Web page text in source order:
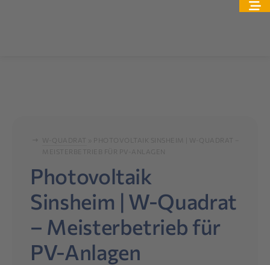
Photovoltaik
Sinsheim | W-Quadrat
– Meisterbetrieb für
PV-Anlagen